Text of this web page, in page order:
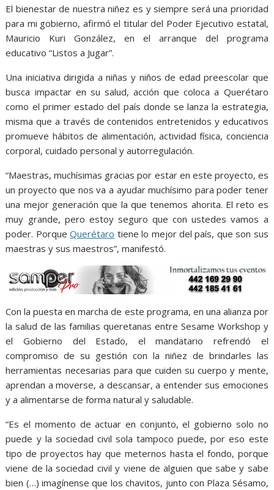
o
k
p
p
g
er
m
El bienestar de nuestra niñez es y siempre será una prioridad
para mi gobierno, afirmó el titular del Poder Ejecutivo estatal,
Mauricio Kuri González, en el arranque del programa
educativo “Listos a Jugar”.
Una iniciativa dirigida a niñas y niños de edad preescolar que
busca impactar en su salud, acción que coloca a Querétaro
como el primer estado del país donde se lanza la estrategia,
misma que a través de contenidos entretenidos y educativos
promueve hábitos de alimentación, actividad física, conciencia
corporal, cuidado personal y autorregulación.
“Maestras, muchísimas gracias por estar en este proyecto, es
un proyecto que nos va a ayudar muchísimo para poder tener
una mejor generación que la que tenemos ahorita. El reto es
muy grande, pero estoy seguro que con ustedes vamos a
poder. PorqueQuerétaro tiene lo mejor del país, que son sus
maestras y sus maestros”, manifestó.
Con la puesta en marcha de este programa, en una alianza por
la salud de las familias queretanas entre Sesame Workshop y
el Gobierno del Estado, el mandatario refrendó el
compromiso de su gestión con la niñez de brindarles las
herramientas necesarias para que cuiden su cuerpo y mente,
aprendan a moverse, a descansar, a entender sus emociones
y a alimentarse de forma natural y saludable.
“Es el momento de actuar en conjunto, el gobierno solo no
puede y la sociedad civil sola tampoco puede, por eso este
tipo de proyectos hay que meternos hasta el fondo, porque
viene de la sociedad civil y viene de alguien que sabe y sabe
bien (…) imagínense que los chavitos, junto con Plaza Sésamo,